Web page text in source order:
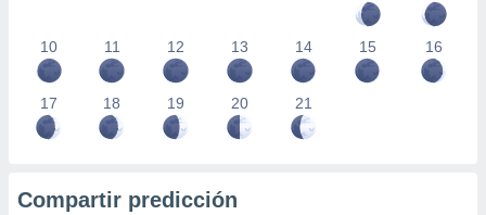
10 11 12 13 14 15 16
17 18 19 20 21
Compartir predicción